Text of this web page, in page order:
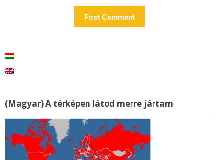
(Magyar) A térképen látod merre jártam